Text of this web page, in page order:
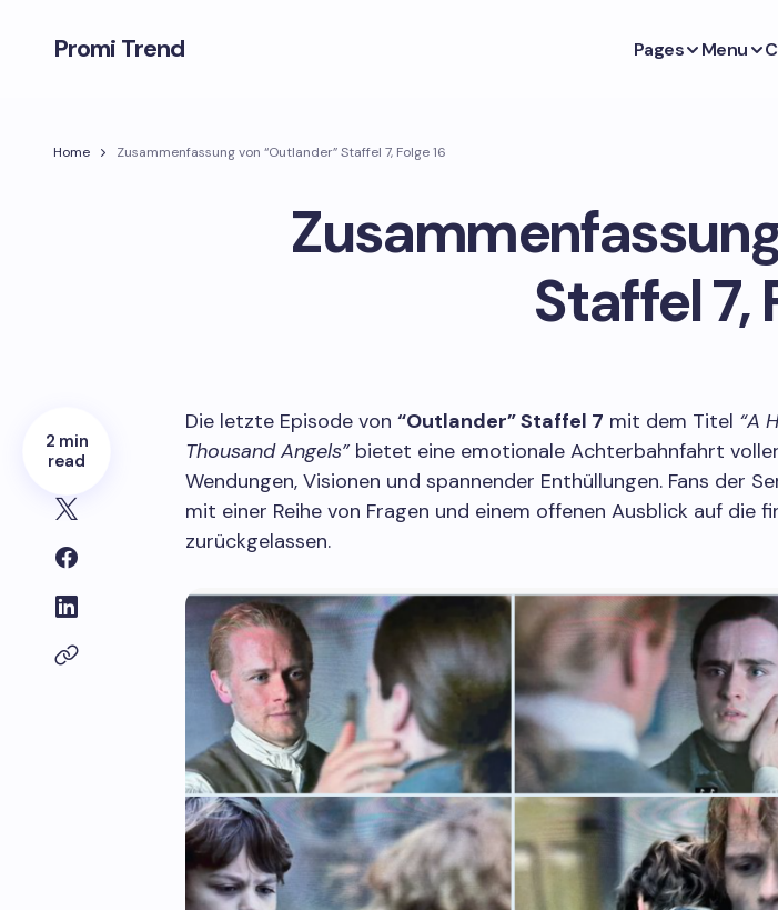
Promi Trend Pages Menu
Home Zusammenfassung von “Outlander” Staffel 7, Folge 16
Staffel 7,
2 min
read
Die letzte Episode von “Outlander” Staffel 7 mit dem Titel “A
Thousand Angels” bietet eine emotionale Achterbahnfahrt voller
Wendungen, Visionen und spannender Enthüllungen. Fans der
mit einer Reihe von Fragen und einem offenen Ausblick auf die
zurückgelassen.